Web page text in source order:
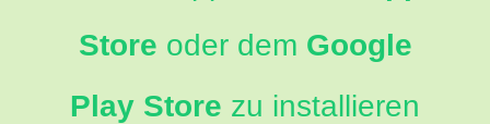
Store oder dem Google
Play Store zu installieren